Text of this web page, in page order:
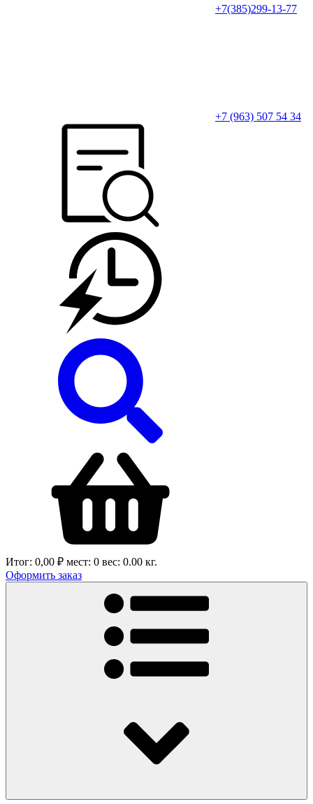
+7(385)299-13-77
+7 (963) 507 54 34
Итог: 0,00 ₽ мест: 0 вес: 0.00 кг.
Оформить заказ